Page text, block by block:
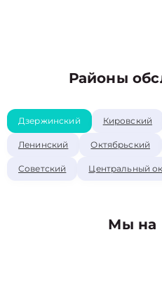
Районы
Дзержинский Кировский
Ленинский Октябрьский
Советский Центральный
Мы на